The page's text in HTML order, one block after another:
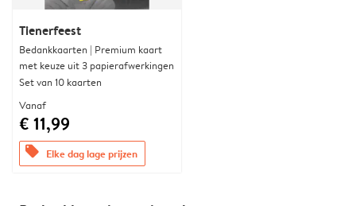
Tienerfeest
Bedankkaarten | Premium kaart
met keuze uit 3 papierafwerkingen
Set van 10 kaarten
Vanaf
€ 11,99
offers Elke dag lage prijzen